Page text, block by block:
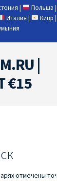
| Польша |
Италия | Кипр |
|
€15
отмечены